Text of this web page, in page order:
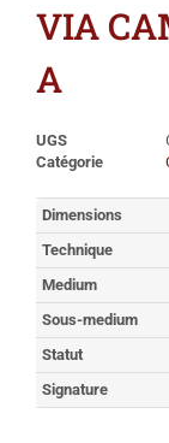
VIA
A
UGS
Catégorie
Dimensions
Technique
Medium
Sous-medium
Statut
Signature